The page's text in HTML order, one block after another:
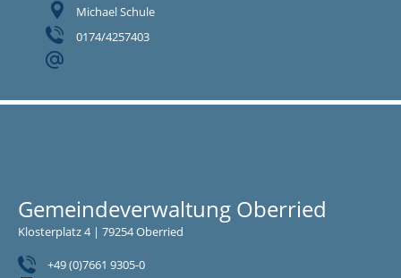
Michael Schule
0174/4257403
Gemeindeverwaltung Oberried
Klosterplatz 4 | 79254 Oberried
+49 (0)7661 9305-0